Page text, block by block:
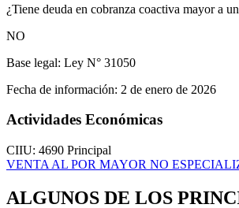
¿Tiene deuda en cobranza coactiva mayor a
NO
Base legal: Ley N° 31050
Fecha de información: 2 de enero de 2026
Actividades Económicas
CIIU: 4690 Principal
VENTA AL POR MAYOR NO
ALGUNOS DE LOS